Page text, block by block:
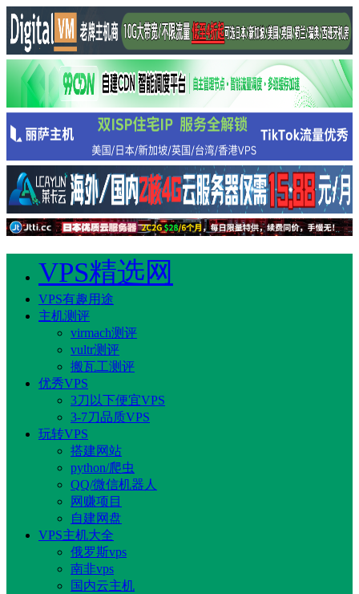
VPS精选网
VPS有趣用途
主机测评
virmach测评
vultr测评
搬瓦工测评
优秀VPS
3刀以下便宜VPS
3-7刀品质VPS
玩转VPS
搭建网站
python/爬虫
QQ/微信机器人
网赚项目
自建网盘
VPS主机大全
俄罗斯vps
南非vps
国内云主机